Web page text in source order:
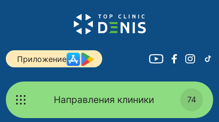
Приложение
Направления клиники 74